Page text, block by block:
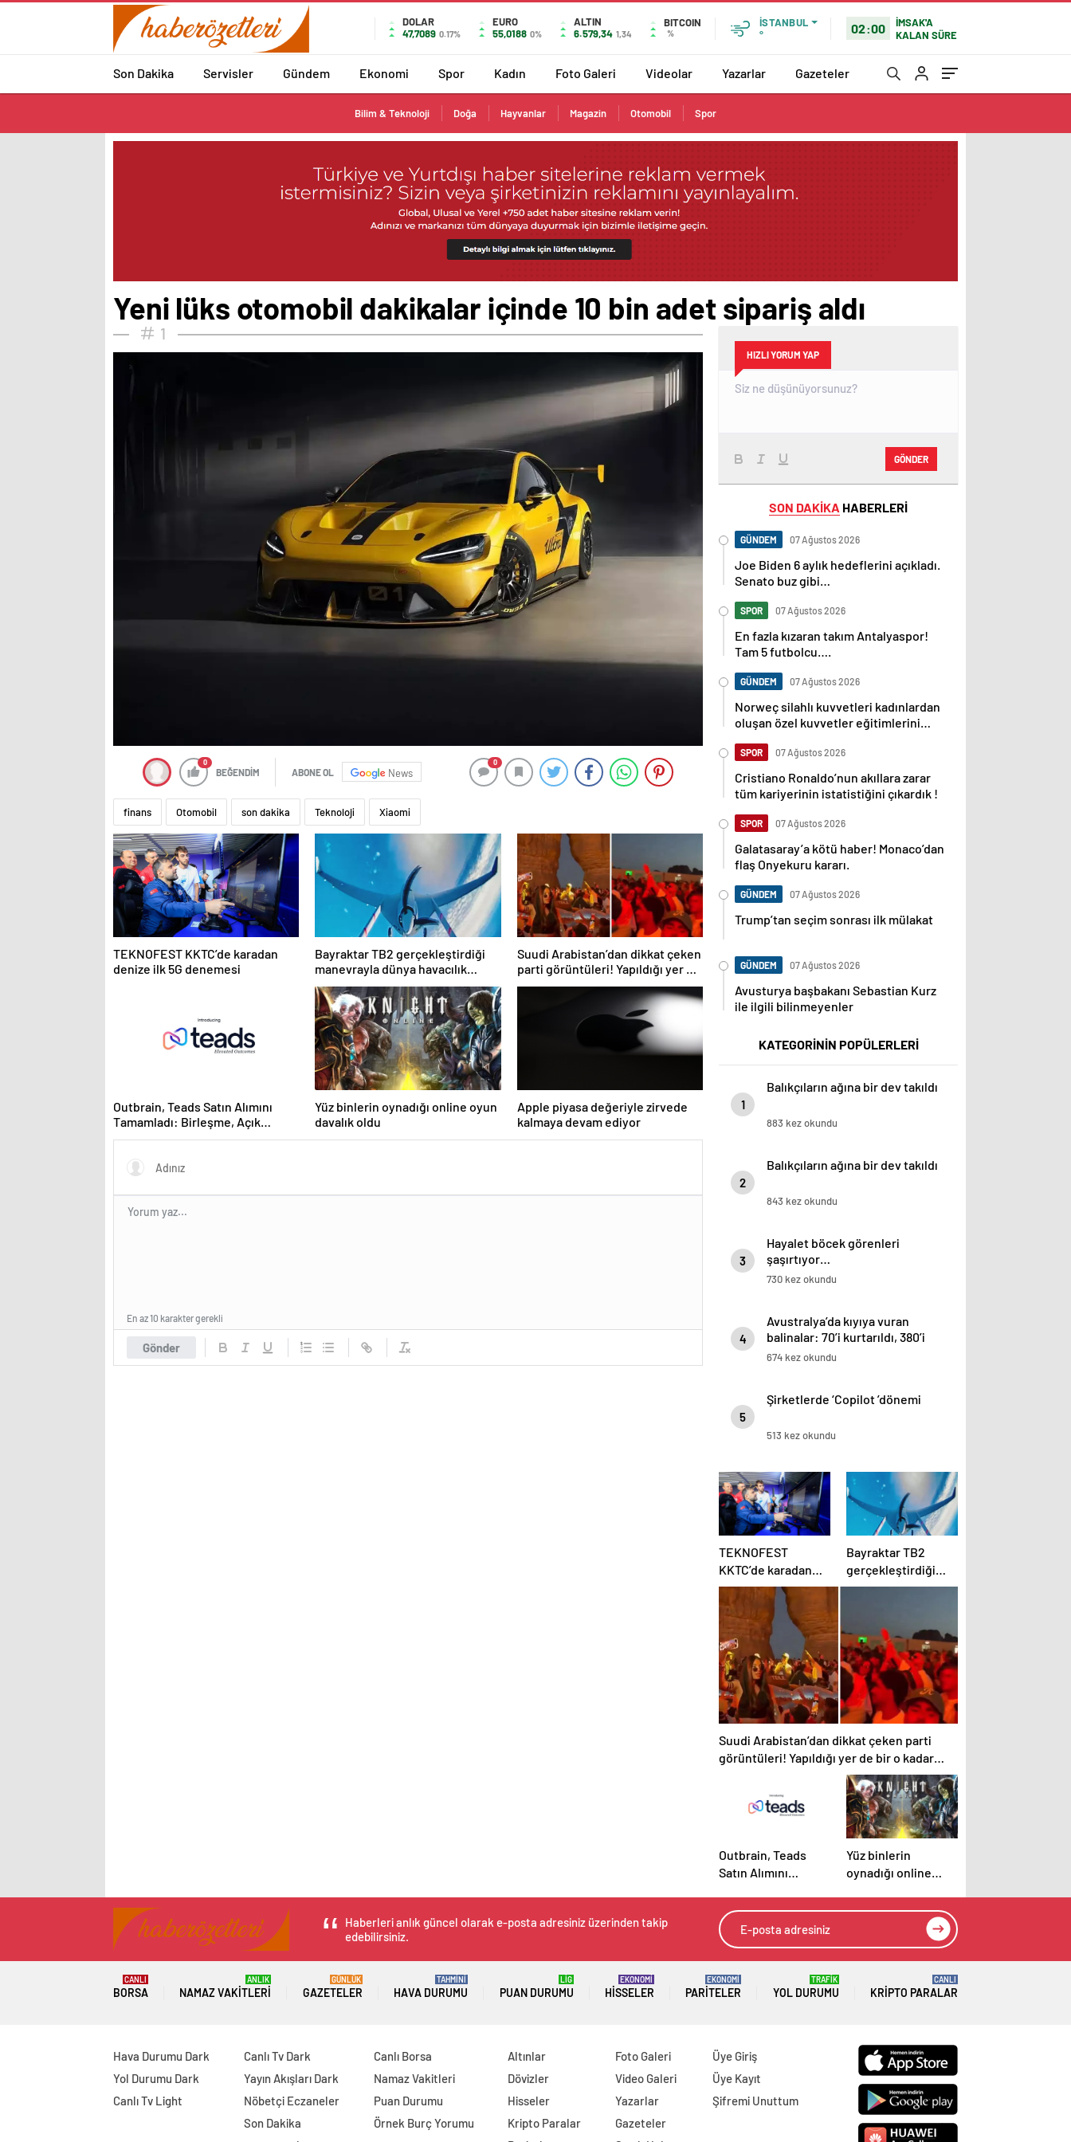
DOLAR
47,7089 0.17%
EURO
55,0188 0%
ALTIN
6.579,34 1,34
BITCOIN
%
İSTANBUL
°
02:00
İMSAK'A
KALAN SÜRE
Son Dakika Servisler Gündem Ekonomi Spor Kadın Foto Galeri Videolar Yazarlar Gazeteler
Bilim & Teknoloji Doğa Hayvanlar Magazin Otomobil Spor
Yeni lüks otomobil dakikalar içinde 10 bin adet sipariş aldı
1
0
BEĞENDİM ABONE OL News
0
finans Otomobil son dakika Teknoloji Xiaomi
TEKNOFEST KKTC’de karadan
denize ilk 5G denemesi
Bayraktar TB2 gerçekleştirdiği
manevrayla dünya havacılık
tarihine geçti
Suudi Arabistan’dan dikkat çeken
parti görüntüleri! Yapıldığı yer de
bir o kadar ilginç
Outbrain, Teads Satın Alımını
Tamamladı: Birleşme, Açık
İnternet için Tüm Kanallarda
Oluşturuyor
Yüz binlerin oynadığı online oyun
davalık oldu
Apple piyasa değeriyle zirvede
kalmaya devam ediyor
Gönder
En az 10 karakter gerekli
HIZLI YORUM YAP
GÖNDER
SON DAKİKA HABERLERİ
GÜNDEM 07 Ağustos 2026
Joe Biden 6 aylık hedeflerini açıkladı.
Senato buz gibi…
SPOR 07 Ağustos 2026
En fazla kızaran takım Antalyaspor!
Tam 5 futbolcu….
GÜNDEM 07 Ağustos 2026
Norweç silahlı kuvvetleri kadınlardan
oluşan özel kuvvetler eğitimlerini
SPOR 07 Ağustos 2026
Cristiano Ronaldo’nun akıllara zarar
tüm kariyerinin istatistiğini çıkardık !
SPOR 07 Ağustos 2026
Galatasaray’a kötü haber! Monaco’dan
flaş Onyekuru kararı.
GÜNDEM 07 Ağustos 2026
Trump’tan seçim sonrası ilk mülakat
GÜNDEM 07 Ağustos 2026
Avusturya başbakanı Sebastian Kurz
ile ilgili bilinmeyenler
KATEGORİNİN POPÜLERLERİ
1
Balıkçıların ağına bir dev takıldı
883 kez okundu
2
Balıkçıların ağına bir dev takıldı
843 kez okundu
3
Hayalet böcek görenleri
şaşırtıyor…
730 kez okundu
4
Avustralya’da kıyıya vuran
balinalar: 70’i kurtarıldı, 380’i
öldü
674 kez okundu
5
Şirketlerde ‘Copilot ’dönemi
513 kez okundu
TEKNOFEST
KKTC’de karadan
denize ilk 5G
denemesi
Bayraktar TB2
gerçekleştirdiği
manevrayla dünya
Suudi Arabistan’dan dikkat çeken parti
görüntüleri! Yapıldığı yer de bir o kadar
Outbrain, Teads
Satın Alımını
Birleşme, Açık
İnternet için Tüm
Kanallarda Sonuç
Odaklı Bir Platform
Oluşturuyor
Yüz binlerin
oynadığı online
Haberleri anlık güncel olarak e-posta adresiniz üzerinden takip
edebilirsiniz.
BORSA
CANLI
NAMAZ VAKITLERI
ANLIK
GAZETELER
GÜNLÜK
HAVA DURUMU
TAHMİNİ
PUAN DURUMU
LİG
HISSELER
EKONOMİ
PARITELER
EKONOMİ
YOL DURUMU
TRAFİK
KRIPTO PARALAR
CANLI
Hava Durumu Dark
Yol Durumu Dark
Canlı Tv Light
Canlı Tv Dark
Yayın Akışları Dark
Nöbetçi Eczaneler
Son Dakika
Canlı Borsa
Namaz Vakitleri
Puan Durumu
Örnek Burç Yorumu
Altınlar
Dövizler
Hisseler
Kripto Paralar
Foto Galeri
Video Galeri
Yazarlar
Gazeteler
Üye Giriş
Üye Kayıt
Şifremi Unuttum